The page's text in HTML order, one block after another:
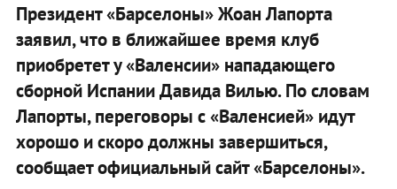
Президент «Барселоны» Жоан Лапорта
заявил, что в ближайшее время клуб
приобретет у «Валенсии» нападающего
сборной Испании Давида Вилью. По словам
Лапорты, переговоры с «Валенсией» идут
хорошо и скоро должны завершиться,
сообщает официальный сайт «Барселоны».